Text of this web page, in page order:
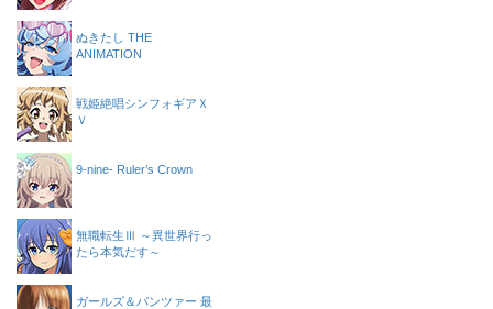
ぬきたし THE
ANIMATION
戦姫絶唱シンフォギアＸ
Ｖ
9-nine- Ruler’s Crown
無職転生Ⅲ ～異世界行っ
たら本気だす～
ガールズ＆パンツァー 最